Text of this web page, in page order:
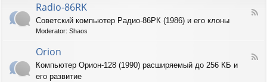
F
d
R
Radio-86RK
Советский компьютер Радио-86РК (1986) и его клоны
Moderator: Shaos
F
Orion
Компьютер Орион-128 (1990) расширяемый до 256 КБ и
его развитие